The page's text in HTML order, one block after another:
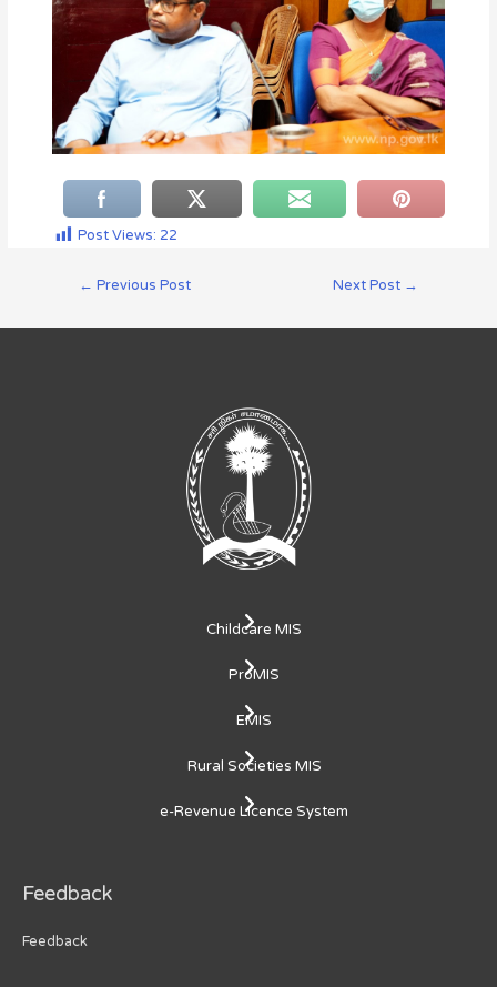
Post Views: 22
← Previous Post Next Post →
Childcare MIS
ProMIS
EMIS
Rural Societies MIS
e-Revenue Licence System
Feedback
Feedback